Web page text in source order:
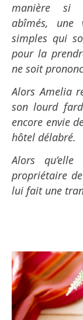
manière si
abîmés, une
simples qui
pour la
ne soit
Alors Amelia
son lourd
encore envie
hôtel délabré.
Alors
propriétaire
lui fait une